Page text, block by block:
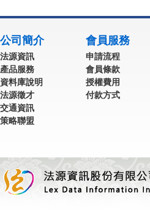
公司簡介
法源資訊
產品服務
資料庫說明
法源徵才
交通資訊
策略聯盟
會員服務
申請流程
會員條款
授權費用
付款方式